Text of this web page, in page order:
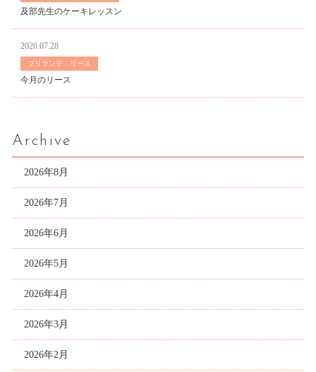
及部先生のケーキレッスン
2026.07.28
ブリランテ リース
今月のリース
Archive
2026年8月
2026年7月
2026年6月
2026年5月
2026年4月
2026年3月
2026年2月